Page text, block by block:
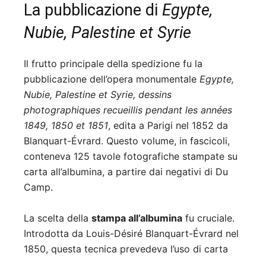
La pubblicazione di Egypte,
Nubie, Palestine et Syrie
Il frutto principale della spedizione fu la
pubblicazione dell’opera monumentale Egypte,
Nubie, Palestine et Syrie, dessins
photographiques recueillis pendant les années
1849, 1850 et 1851, edita a Parigi nel 1852 da
Blanquart-Évrard. Questo volume, in fascicoli,
conteneva 125 tavole fotografiche stampate su
carta all’albumina, a partire dai negativi di Du
Camp.
La scelta della stampa all’albumina fu cruciale.
Introdotta da Louis-Désiré Blanquart-Évrard nel
1850, questa tecnica prevedeva l’uso di carta